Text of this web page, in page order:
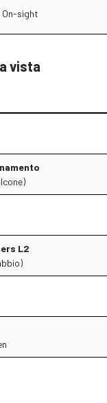
On-sight
vista
L2